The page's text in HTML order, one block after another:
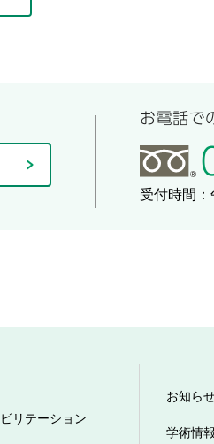
受付時間
リテーション
お知ら
学術情報